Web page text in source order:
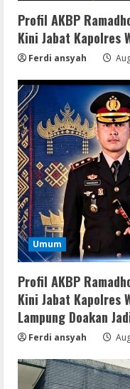
Profil AKBP
Kini Jabat Kapolres
Ferdi ansyah
Umum
Profil AKBP
Kini Jabat Kapolres
Lampung Doakan
Ferdi ansyah